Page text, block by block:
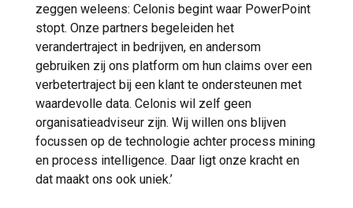
zeggen weleens: Celonis begint waar PowerPoint
stopt. Onze partners begeleiden het
verandertraject in bedrijven, en andersom
gebruiken zij ons platform om hun claims over een
verbetertraject bij een klant te ondersteunen met
waardevolle data. Celonis wil zelf geen
organisatieadviseur zijn. Wij willen ons blijven
focussen op de technologie achter process mining
en process intelligence. Daar ligt onze kracht en
dat maakt ons ook uniek.’